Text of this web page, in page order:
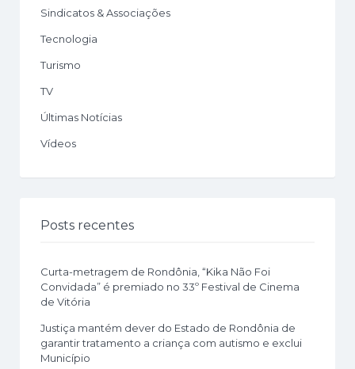
Sindicatos & Associações
Tecnologia
Turismo
TV
Últimas Notícias
Vídeos
Posts recentes
Curta-metragem de Rondônia, “Kika Não Foi
Convidada” é premiado no 33º Festival de Cinema
de Vitória
Justiça mantém dever do Estado de Rondônia de
garantir tratamento a criança com autismo e exclui
Município